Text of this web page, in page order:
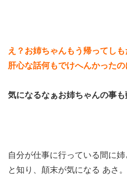
え？お姉ちゃんもう帰ってしも
肝心な話何もでけへんかったの
気になるなぁお姉ちゃんの事も
自分が仕事に行っている間に
と知り、顛末が気になる あさ。